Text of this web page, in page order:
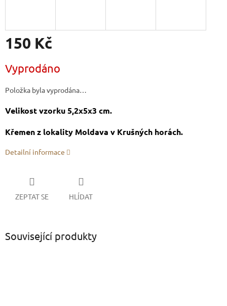
150 Kč
cena:
Vyprodáno
Položka byla vyprodána…
Velikost vzorku 5,2x5x3 cm.
Křemen z lokality Moldava v Krušných horách.
Detailní informace
ZEPTAT SE HLÍDAT
Související produkty